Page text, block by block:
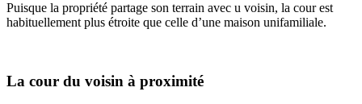
Puisque la propriété partage son terrain avec u voisin, la cour est
habituellement plus étroite que celle d’une maison unifamiliale.
La cour du voisin à proximité